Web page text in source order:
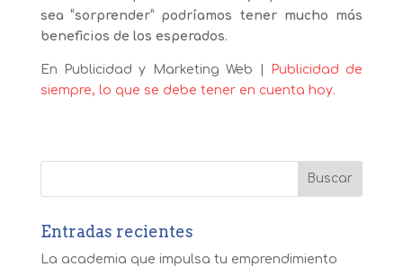
sea “sorprender” podríamos tener mucho más
beneficios de los esperados.
En Publicidad y Marketing Web |
Publicidad de
siempre, lo que se debe tener en cuenta hoy.
Entradas recientes
La academia que impulsa tu emprendimiento